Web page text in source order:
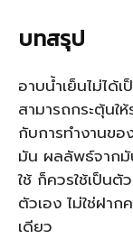
บทสรุป
อาบน้ำเย็นไม่ได้
สามารถกระตุ้นใ
กับการทำงานข
มัน ผลลัพธ์จาก
ใช้ ก็ควรใช้เป็น
ตัวเอง ไม่ใช่ฝา
เดียว